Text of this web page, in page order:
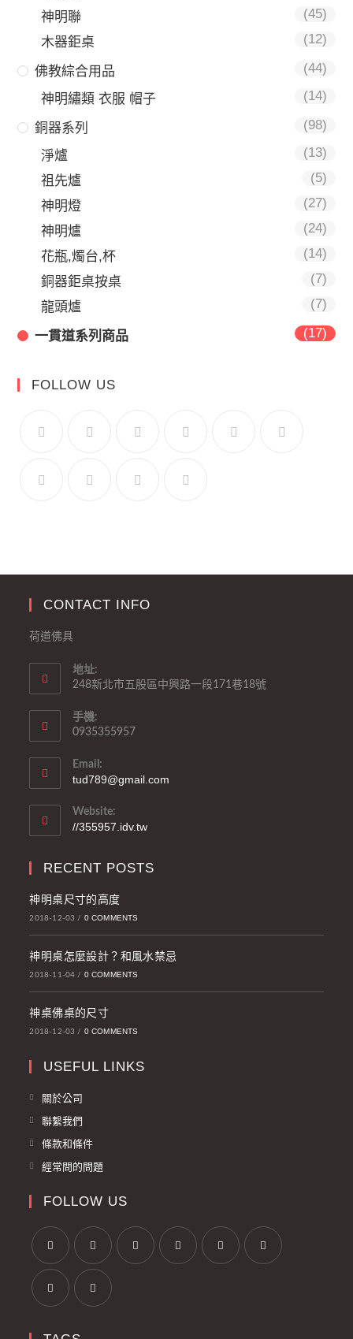
神明聯
(45)
木器鉅桌
(12)
佛教綜合用品 (44)
神明繡類 衣服 帽子 (14)
銅器系列 (98)
淨爐
(13)
祖先爐
(5)
神明燈
(27)
神明爐
(24)
花瓶,燭台,杯
(14)
銅器鉅桌按桌
(7)
龍頭爐
(7)
一貫道系列商品 (17)
FOLLOW US
CONTACT INFO
荷道佛具
地址:
248新北市五股區中興路一段171巷18號
手機:
0935355957
Email:
tud789@gmail.com
Website:
//355957.idv.tw
RECENT POSTS
神明桌尺寸的高度
2018-12-03 / 0 COMMENTS
神明桌怎麼設計？和風水禁忌
2018-11-04 / 0 COMMENTS
神桌佛桌的尺寸
2018-12-03 / 0 COMMENTS
USEFUL LINKS
關於公司
聯繫我們
條款和條件
經常問的問題
FOLLOW US